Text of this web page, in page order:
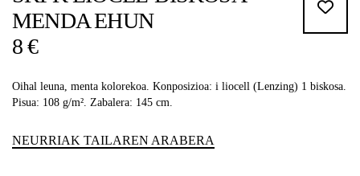
MENDA EHUN
8 €
Oihal leuna, menta kolorekoa. Konposizioa: i liocell (Lenzing) 1 biskosa.
Pisua: 108 g/m². Zabalera: 145 cm.
NEURRIAK TAILAREN ARABERA